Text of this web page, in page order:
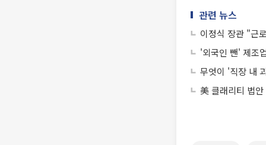
관련 뉴스
이정식 장관 "근
'외국인 뺀' 제조
무엇이 '직장 내
美 클래리티 법